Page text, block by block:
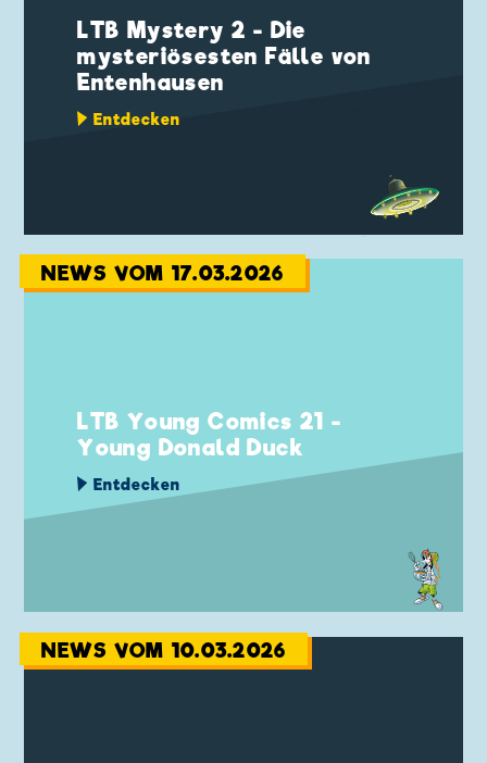
LTB Mystery 2 - Die
mysteriösesten Fälle von
Entenhausen
Entdecken
NEWS VOM 17.03.2026
LTB Young Comics 21 -
Young Donald Duck
Entdecken
NEWS VOM 10.03.2026